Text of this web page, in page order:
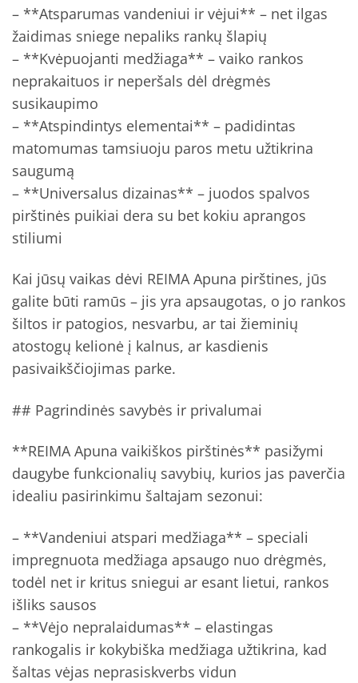
– **Atsparumas vandeniui ir vėjui** – net ilgas
žaidimas sniege nepaliks rankų šlapių
– **Kvėpuojanti medžiaga** – vaiko rankos
neprakaituos ir neperšals dėl drėgmės
susikaupimo
– **Atspindintys elementai** – padidintas
matomumas tamsiuoju paros metu užtikrina
saugumą
– **Universalus dizainas** – juodos spalvos
pirštinės puikiai dera su bet kokiu aprangos
stiliumi
Kai jūsų vaikas dėvi REIMA Apuna pirštines, jūs
galite būti ramūs – jis yra apsaugotas, o jo rankos
šiltos ir patogios, nesvarbu, ar tai žieminių
atostogų kelionė į kalnus, ar kasdienis
pasivaikščiojimas parke.
## Pagrindinės savybės ir privalumai
**REIMA Apuna vaikiškos pirštinės** pasižymi
daugybe funkcionalių savybių, kurios jas paverčia
idealiu pasirinkimu šaltajam sezonui:
– **Vandeniui atspari medžiaga** – speciali
impregnuota medžiaga apsaugo nuo drėgmės,
todėl net ir kritus sniegui ar esant lietui, rankos
išliks sausos
– **Vėjo nepralaidumas** – elastingas
rankogalis ir kokybiška medžiaga užtikrina, kad
šaltas vėjas neprasiskverbs vidun